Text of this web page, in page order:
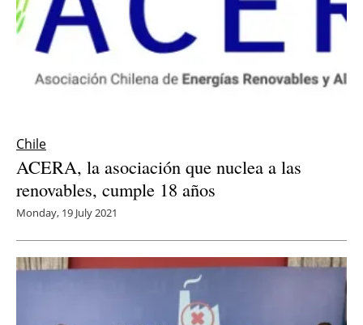
Chile
ACERA, la asociación que nuclea a las
renovables, cumple 18 años
Monday, 19 July 2021